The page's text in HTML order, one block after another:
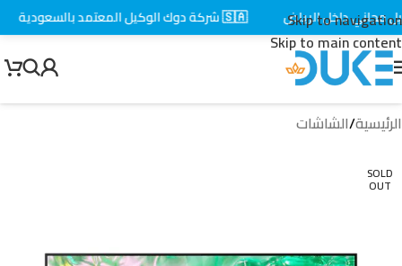
Skip to navigation
Skip to main content
الرئيسية/الشاشات
SOLD
OUT
داخل الرياض 🇸🇦 شركة دوك الوكيل المعتمد بالسعودية